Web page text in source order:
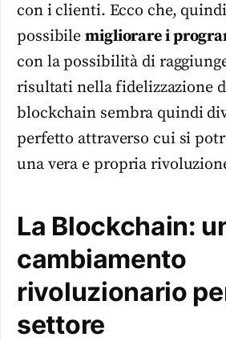
con i clienti. Ecco che,
possibilemigliorare i
con la possibilità di
risultati nella fidelizzazione
blockchain sembra quindi
perfetto attraverso cui si
una vera e propria
La Blockchain:
cambiamento
rivoluzionario
settore